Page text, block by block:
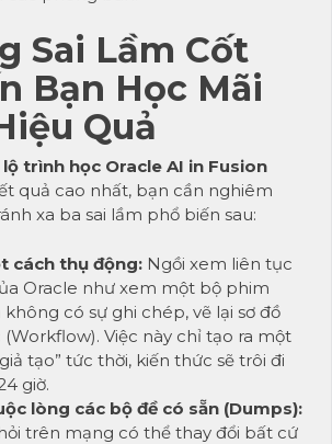
Sai Lầm Cốt
Bạn Học Mãi
Quả
lộ trình học Oracle AI in Fusion
quả cao nhất, bạn cần nghiêm
xa ba sai lầm phổ biến sau:
cách thụ động: Ngồi xem liên tục
Oracle như xem một bộ phim
có sự ghi chép, vẽ lại sơ đồ
Việc này chỉ tạo ra một
tạo” tức thời, kiến thức sẽ trôi đi
giờ.
lòng các bộ đề có sẵn (Dumps):
trên mạng có thể thay đổi bất cứ